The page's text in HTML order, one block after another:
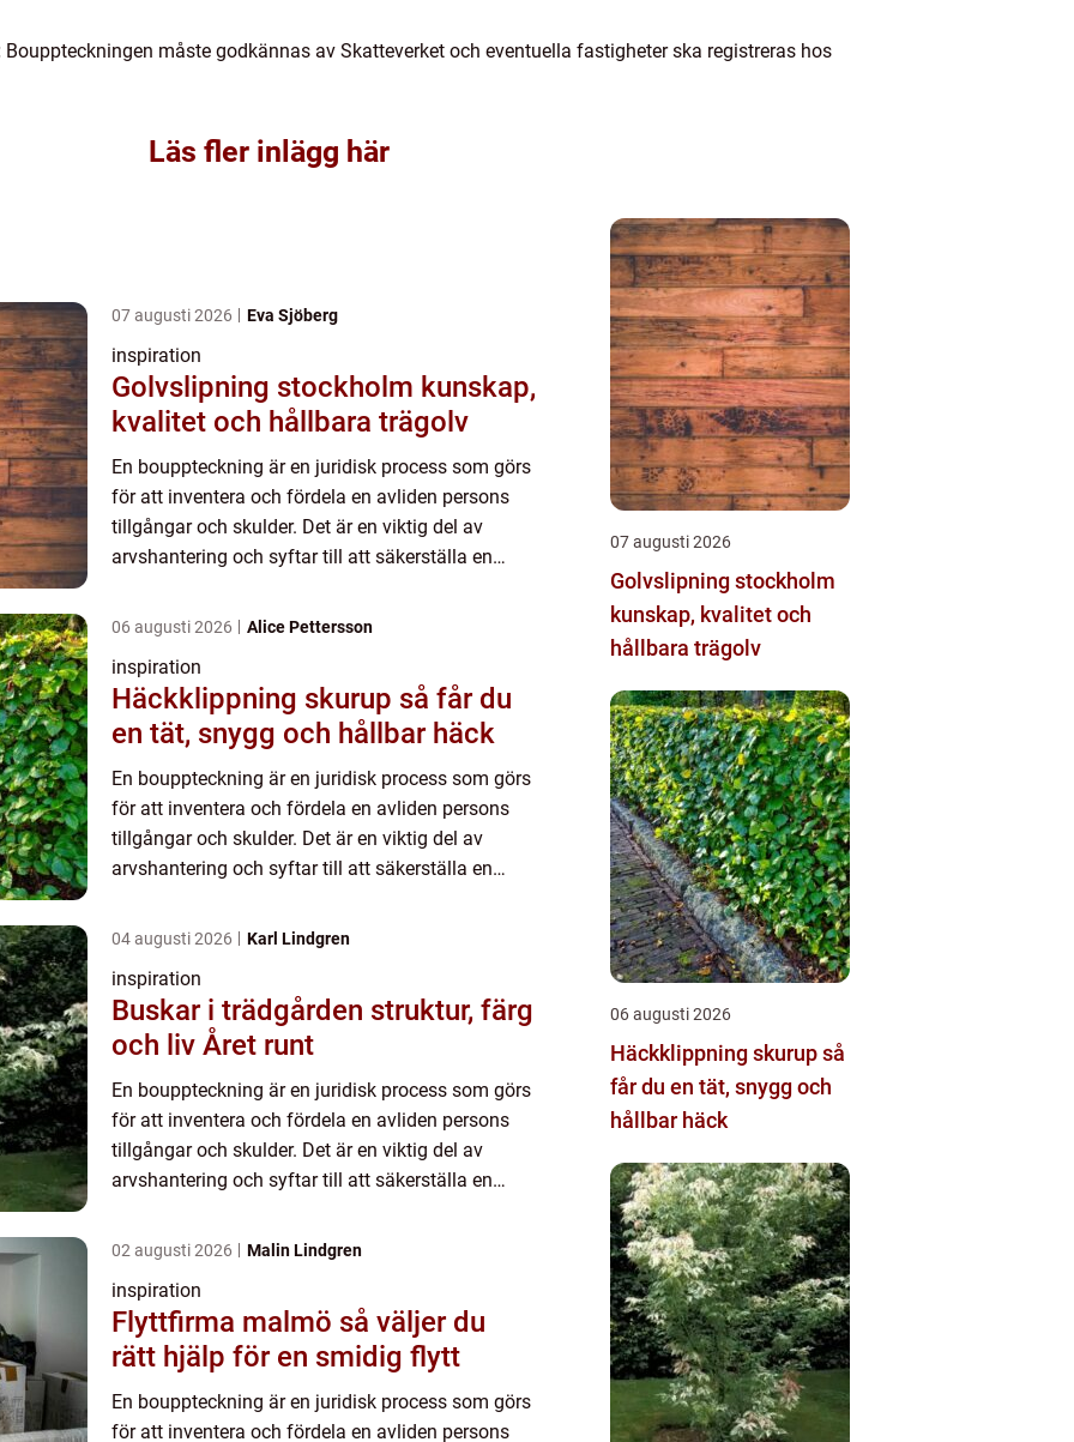
Bouppteckningen måste godkännas av Skatteverket och eventuella fastigheter ska registreras hos
Läs fler inlägg här
07 augusti 2026 Eva Sjöberg
inspiration
Golvslipning stockholm kunskap,
kvalitet och hållbara trägolv
En bouppteckning är en juridisk process som görs
för att inventera och fördela en avliden persons
tillgångar och skulder. Det är en viktig del av
arvshantering och syftar till att säkerställa en
06 augusti 2026 Alice Pettersson
inspiration
Häckklippning skurup så får du
en tät, snygg och hållbar häck
En bouppteckning är en juridisk process som görs
för att inventera och fördela en avliden persons
tillgångar och skulder. Det är en viktig del av
arvshantering och syftar till att säkerställa en
04 augusti 2026 Karl Lindgren
inspiration
Buskar i trädgården struktur, färg
och liv Året runt
En bouppteckning är en juridisk process som görs
för att inventera och fördela en avliden persons
tillgångar och skulder. Det är en viktig del av
arvshantering och syftar till att säkerställa en
02 augusti 2026 Malin Lindgren
inspiration
Flyttfirma malmö så väljer du
rätt hjälp för en smidig flytt
En bouppteckning är en juridisk process som görs
för att inventera och fördela en avliden persons
07 augusti 2026
Golvslipning stockholm
kunskap, kvalitet och
hållbara trägolv
06 augusti 2026
Häckklippning skurup så
får du en tät, snygg och
hållbar häck